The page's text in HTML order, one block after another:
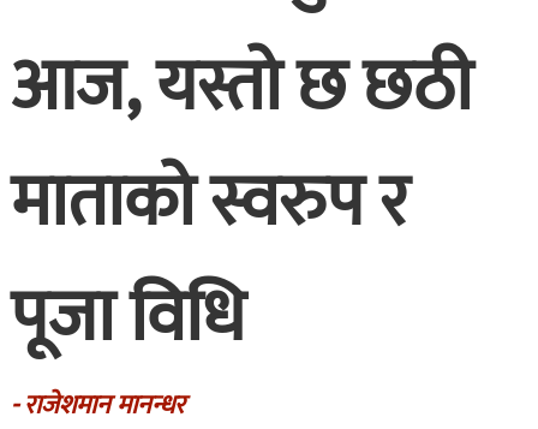
आज, यस्तो छ छठी
माताको स्वरुप र
पूजा विधि
- राजेशमान मानन्धर